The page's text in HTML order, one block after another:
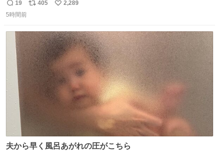
のミニチュア」 でも見ていってよ
返
信
19
リ
ト
数
405
い
数
2,289
5時間前
夫から早く風呂あがれの圧がこちら